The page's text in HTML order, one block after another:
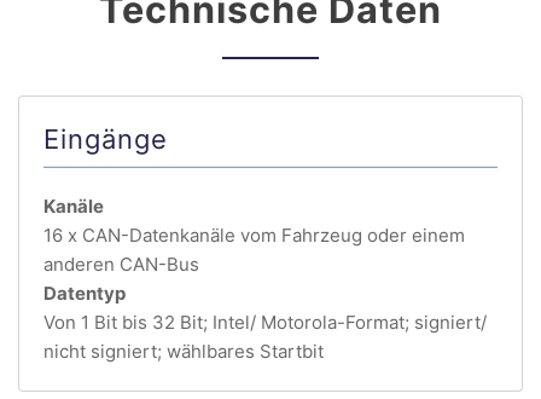
Technische Daten
Eingänge
Kanäle
16 x CAN-Datenkanäle vom Fahrzeug oder einem
anderen CAN-Bus
Datentyp
Von 1 Bit bis 32 Bit; Intel/ Motorola-Format; signiert/
nicht signiert; wählbares Startbit